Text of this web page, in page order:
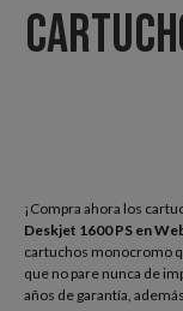
¡Compra ahora los
Deskjet 1600 PS en
cartuchos monocromo
que no pare nunca de
años de garantía,